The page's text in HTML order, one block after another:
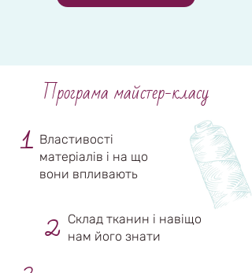
Програма майстер-класу
Склад тканин і навіщо
нам його знати
2
Властивості
матеріалів і на що
вони впливають
1